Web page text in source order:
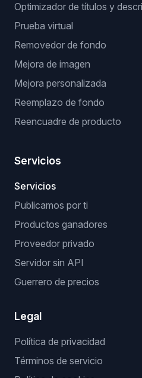
Optimizador de títulos y
Prueba virtual
Removedor de fondo
Mejora de imagen
Mejora personalizada
Reemplazo de fondo
Reencuadre de producto
Servicios
Servicios
Publicamos por ti
Productos ganadores
Proveedor privado
Servidor sin API
Guerrero de precios
Legal
Política de privacidad
Términos de servicio